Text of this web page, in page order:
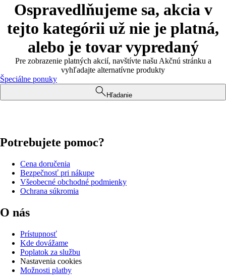
Ospravedlňujeme sa, akcia v
tejto kategórii už nie je platná,
alebo je tovar vypredaný
Pre zobrazenie platných akcií, navštívte našu Akčnú stránku a
vyhľadajte alternatívne produkty
Špeciálne ponuky
Hľadanie
Potrebujete pomoc?
Cena doručenia
Bezpečnosť pri nákupe
Všeobecné obchodné podmienky
Ochrana súkromia
O nás
Prístupnosť
Kde dovážame
Poplatok za službu
Nastavenia cookies
Možnosti platby